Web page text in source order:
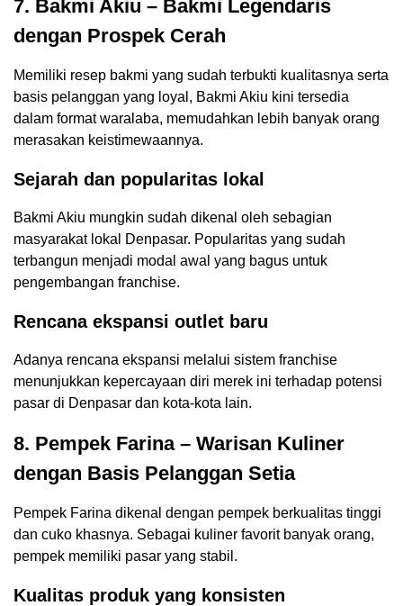
7. Bakmi Akiu – Bakmi Legendaris
dengan Prospek Cerah
Memiliki resep bakmi yang sudah terbukti kualitasnya serta
basis pelanggan yang loyal, Bakmi Akiu kini tersedia
dalam format waralaba, memudahkan lebih banyak orang
merasakan keistimewaannya.
Sejarah dan popularitas lokal
Bakmi Akiu mungkin sudah dikenal oleh sebagian
masyarakat lokal Denpasar. Popularitas yang sudah
terbangun menjadi modal awal yang bagus untuk
pengembangan franchise.
Rencana ekspansi outlet baru
Adanya rencana ekspansi melalui sistem franchise
menunjukkan kepercayaan diri merek ini terhadap potensi
pasar di Denpasar dan kota-kota lain.
8. Pempek Farina – Warisan Kuliner
dengan Basis Pelanggan Setia
Pempek Farina dikenal dengan pempek berkualitas tinggi
dan cuko khasnya. Sebagai kuliner favorit banyak orang,
pempek memiliki pasar yang stabil.
Kualitas produk yang konsisten